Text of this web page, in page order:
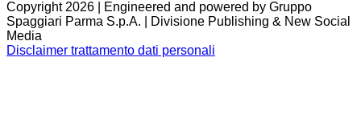
Copyright 2026 | Engineered and powered by Gruppo
Spaggiari Parma S.p.A. | Divisione Publishing & New Social
Media
Disclaimer trattamento dati personali